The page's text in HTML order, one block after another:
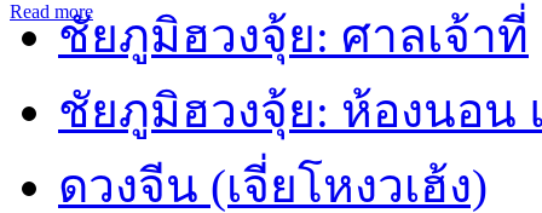
Read moreชัยภูมิฮวงจุ้ย: ศาลเจ้าที่
ชัยภูมิฮวงจุ้ย: ห้องนอน
ดวงจีน (เจี่ยโหงวเฮ้ง)